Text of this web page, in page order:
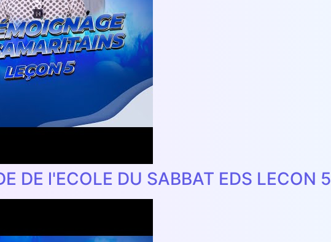
DE l'ECOLE DU SABBAT EDS LECON 5